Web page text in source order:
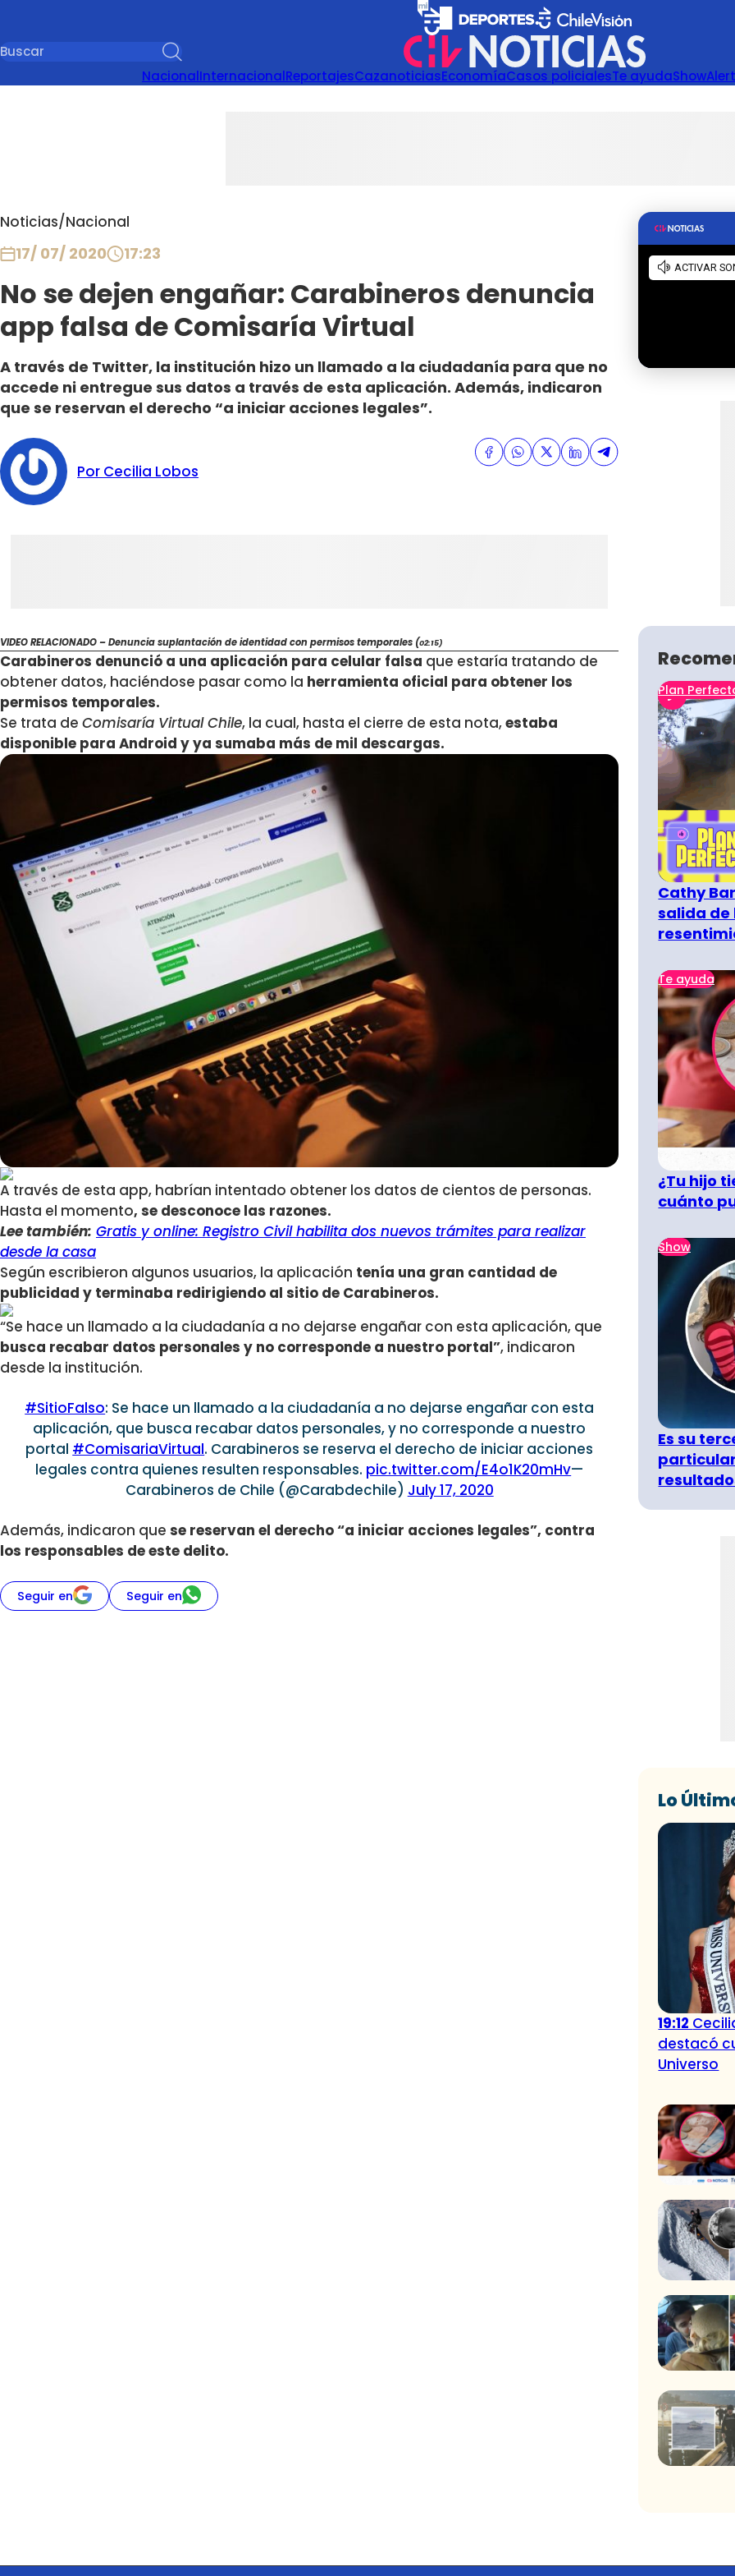
NacionalInternacionalReportajesCazanoticiasEconomíaCasos policialesTe ayudaShow
Noticias/Nacional
17/ 07/ 2020 17:23
No se dejen engañar: Carabineros denuncia
app falsa de Comisaría Virtual
A través de Twitter, la institución hizo un llamado a la ciudadanía para que no
accede ni entregue sus datos a través de esta aplicación. Además, indicaron
que se reservan el derecho “a iniciar acciones legales”.
Por Cecilia Lobos
VIDEO RELACIONADO – Denuncia suplantación de identidad con permisos temporales (02:15)
Carabineros denunció a una aplicación para celular falsa que estaría tratando de
obtener datos, haciéndose pasar como la herramienta oficial para obtener los
permisos temporales.
Se trata de Comisaría Virtual Chile, la cual, hasta el cierre de esta nota,estaba
disponible para Android y ya sumaba más de mil descargas.
A través de esta app, habrían intentado obtener los datos de cientos de personas.
Hasta el momento, se desconoce las razones.
Lee también: Gratis y online: Registro Civil habilita dos nuevos trámites para realizar
desde la casa
Según escribieron algunos usuarios, la aplicación tenía una gran cantidad de
publicidad y terminaba redirigiendo al sitio de Carabineros.
“Se hace un llamado a la ciudadanía a no dejarse engañar con esta aplicación, que
busca recabar datos personales y no corresponde a nuestro portal”, indicaron
desde la institución.
#SitioFalso: Se hace un llamado a la ciudadanía a no dejarse engañar con esta
aplicación, que busca recabar datos personales, y no corresponde a nuestro
portal #ComisariaVirtual. Carabineros se reserva el derecho de iniciar acciones
legales contra quienes resulten responsables. pic.twitter.com/E4o1K20mHv—
Carabineros de Chile (@Carabdechile) July 17, 2020
Además, indicaron que se reservan el derecho “a iniciar acciones legales”, contra
los responsables de este delito.
Seguir en Seguir en
Plan
Cathy
salida de
Te ayuda
¿Tu hijo
cuánto
Show
Es su
Lo
19:12
destacó
Universo